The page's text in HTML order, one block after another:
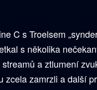
C s Troelsem
s několika
a ztlumení
zcela zamrzli a další